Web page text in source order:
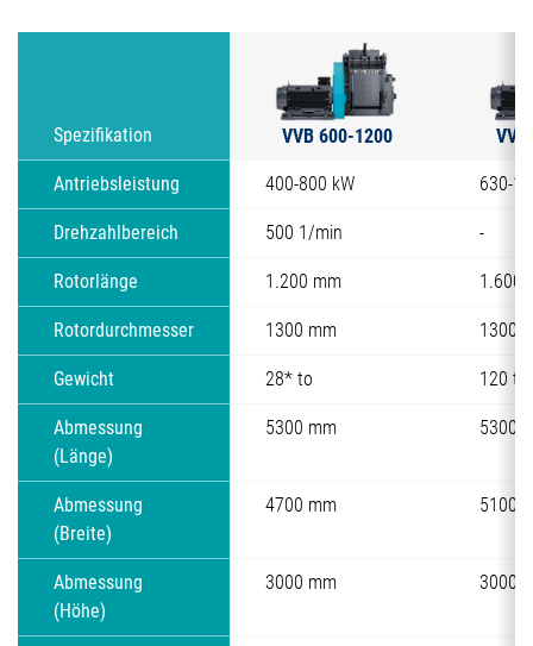
Spezifikation VVB 600-1200
Antriebsleistung 400-800 kW 630-
Drehzahlbereich 500 1/min -
Rotorlänge 1.200 mm 1.600
Rotordurchmesser 1300 mm 1300
Gewicht 28* to 120 to
Abmessung
(Länge)
5300 mm 5300
Abmessung
(Breite)
4700 mm 5100
Abmessung
(Höhe)
3000 mm 3000